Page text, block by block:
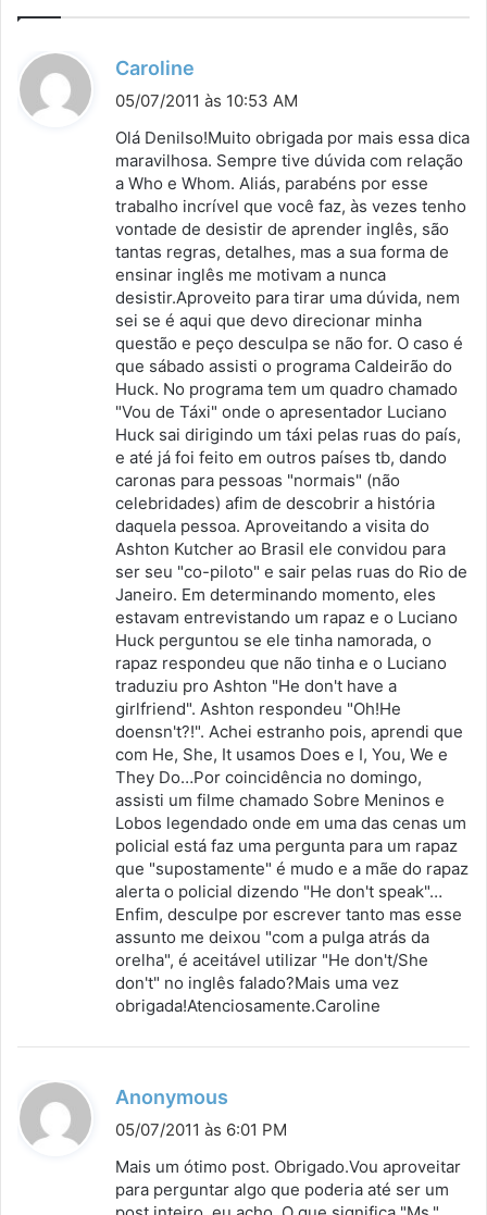
Caroline
i
s
e
:
05/07/2011 às 10:53 AM
Olá Denilso!Muito obrigada por mais essa dica
maravilhosa. Sempre tive dúvida com relação
a Who e Whom. Aliás, parabéns por esse
trabalho incrível que você faz, às vezes tenho
vontade de desistir de aprender inglês, são
tantas regras, detalhes, mas a sua forma de
ensinar inglês me motivam a nunca
desistir.Aproveito para tirar uma dúvida, nem
sei se é aqui que devo direcionar minha
questão e peço desculpa se não for. O caso é
que sábado assisti o programa Caldeirão do
Huck. No programa tem um quadro chamado
"Vou de Táxi" onde o apresentador Luciano
Huck sai dirigindo um táxi pelas ruas do país,
e até já foi feito em outros países tb, dando
caronas para pessoas "normais" (não
celebridades) afim de descobrir a história
daquela pessoa. Aproveitando a visita do
Ashton Kutcher ao Brasil ele convidou para
ser seu "co-piloto" e sair pelas ruas do Rio de
Janeiro. Em determinando momento, eles
estavam entrevistando um rapaz e o Luciano
Huck perguntou se ele tinha namorada, o
rapaz respondeu que não tinha e o Luciano
traduziu pro Ashton "He don't have a
girlfriend". Ashton respondeu "Oh!He
doensn't?!". Achei estranho pois, aprendi que
com He, She, It usamos Does e I, You, We e
They Do…Por coincidência no domingo,
assisti um filme chamado Sobre Meninos e
Lobos legendado onde em uma das cenas um
policial está faz uma pergunta para um rapaz
que "supostamente" é mudo e a mãe do rapaz
alerta o policial dizendo "He don't speak"…
Enfim, desculpe por escrever tanto mas esse
assunto me deixou "com a pulga atrás da
orelha", é aceitável utilizar "He don't/She
don't" no inglês falado?Mais uma vez
obrigada!Atenciosamente.Caroline
Anonymous
i
s
05/07/2011 às 6:01 PM
Mais um ótimo post. Obrigado.Vou aproveitar
para perguntar algo que poderia até ser um